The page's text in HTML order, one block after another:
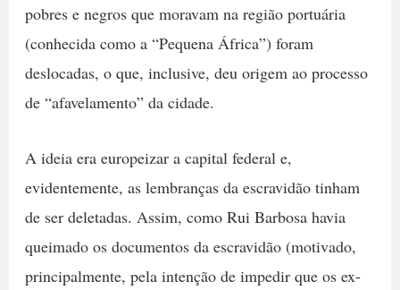
pobres e negros que moravam na região portuária
(conhecida como a “Pequena África”) foram
deslocadas, o que, inclusive, deu origem ao processo
de “afavelamento” da cidade.
A ideia era europeizar a capital federal e,
evidentemente, as lembranças da escravidão tinham
de ser deletadas. Assim, como Rui Barbosa havia
queimado os documentos da escravidão (motivado,
principalmente, pela intenção de impedir que os ex-